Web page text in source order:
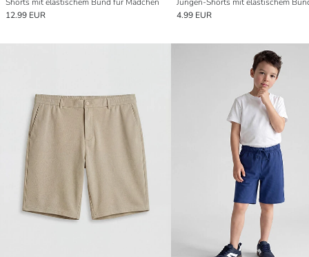
12.99 EUR
4.99 EUR